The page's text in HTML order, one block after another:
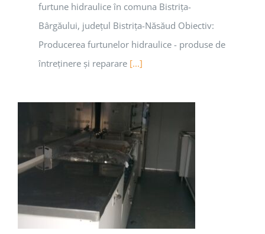
furtune hidraulice în comuna Bistrița-
Bârgăului, județul Bistrița-Năsăud Obiectiv:
Producerea furtunelor hidraulice - produse de
întreținere și reparare [...]